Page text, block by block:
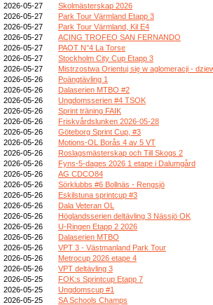
2026-05-27
Skolmästerskap 2026
2026-05-27
Park Tour Värmland Etapp 3
2026-05-27
Park Tour Värmland, Kil E4
2026-05-27
ACING TROFEO SAN FERNANDO
2026-05-27
PAOT N°4 La Torse
2026-05-27
Stockholm City Cup Etapp 3
2026-05-27
Mistrzostwa Orientuj się w aglomeracji -
2026-05-26
Poängtävling 1
2026-05-26
Dalaserien MTBO #2
2026-05-26
Ungdomsserien #4 TSOK
2026-05-26
Sprint träning FAIK
2026-05-26
Friskvårdslunken 2026-05-28
2026-05-26
Göteborg Sprint Cup, #3
2026-05-26
Motions-OL Borås 4 av 5 VT
2026-05-26
Roslagsmästerskap och Till Skogs 2
2026-05-26
Fyns-5-dages 2026 1 etape i Dalumgård
2026-05-26
AG CDCO84
2026-05-26
Sörklubbs #6 Bollnäs - Rengsjö
2026-05-26
Eskilstuna sprintcup #3
2026-05-26
Dala Veteran OL
2026-05-26
Höglandsserien deltävling 3 Nässjö OK
2026-05-26
U-Ringen Etapp 2 2026
2026-05-26
Dalaserien MTBO
2026-05-26
VPT 3 - Västmanland Park Tour
2026-05-26
Metrocup 2026 etape 4
2026-05-26
VPT deltävling 3
2026-05-25
FOK:s Sprintcup Etapp 7
2026-05-25
Ungdomscup #1
2026-05-25
SA Schools Champs